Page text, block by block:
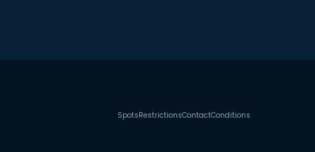
SpotsRestrictionsContactConditions